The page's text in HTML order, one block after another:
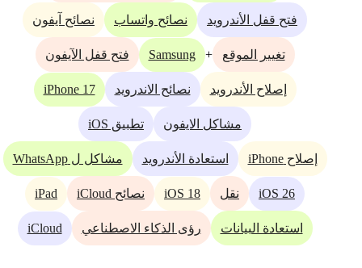
فتح قفل الأندرويد نصائح واتساب نصائح آيفون
تغيير الموقع +
Samsung فتح قفل الآيفون
إصلاح الأندرويد نصائح الاندرويد iPhone 17
مشاكل الايفون تطبيق iOS
إصلاح iPhone استعادة الأندرويد مشاكل ل WhatsApp
iOS 26 نقل iOS 18 نصائح iCloud iPad
استعادة البيانات رؤى الذكاء الاصطناعي iCloud